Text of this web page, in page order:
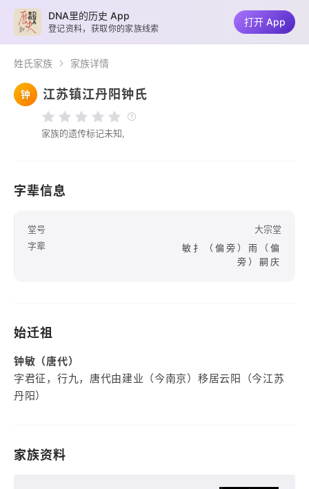
姓氏家族 家族详情
钟 江苏镇江丹阳钟氏
家族的遗传标记未知,
字辈信息
堂号
大宗堂
字辈
敏扌（偏旁）雨（偏
旁）嗣庆
始迁祖
钟敏（唐代）
字君征，行九，唐代由建业（今南京）移居云阳（今江苏
丹阳）
家族资料
DNA里的历史 App
登记资料，获取你的家族线索
打开 App